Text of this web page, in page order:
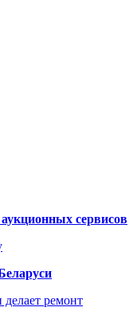
сервисов
делает ремонт